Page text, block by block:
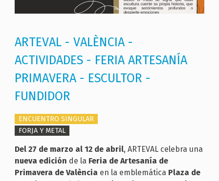
ARTEVAL - VALÈNCIA -
ACTIVIDADES - FERIA ARTESANÍA
PRIMAVERA - ESCULTOR -
FUNDIDOR
ENCUENTRO SINGULAR
FORJA Y METAL
Del 27 de marzo al 12 de abril, ARTEVAL celebra una
nueva edición de la Feria de Artesanía de
Primavera de València en la emblemática Plaza de